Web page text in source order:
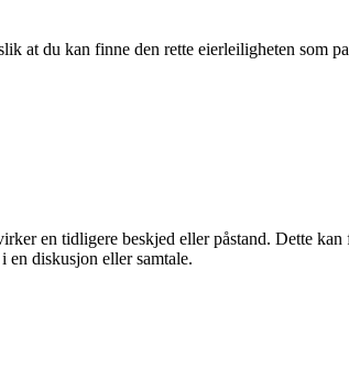
at du kan finne den rette eierleiligheten som
en tidligere beskjed eller påstand. Dette
en diskusjon eller samtale.